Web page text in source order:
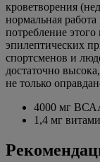
кроветворения
нормальная
потребление
эпилептических
спортсменов и
достаточно
не только
4000 мг
1,4 мг